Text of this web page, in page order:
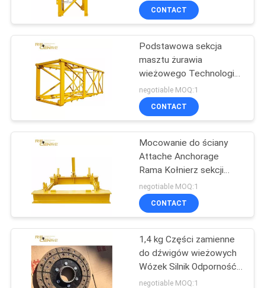
WYCENĘ
SITEMAP
PRIVACY
CONTACT
Podstawowa sekcja
masztu żurawia
wieżowego Technologia
badań nieniszczących
Lakierowanie o wysokiej
precyzji
negotiable MOQ:1
CONTACT
Mocowanie do ściany
Attache Anchorage
Rama Kołnierz sekcji
masztu do żurawia
wieżowego
negotiable MOQ:1
CONTACT
1,4 kg Części zamienne
do dźwigów wieżowych
Wózek Silnik Odporność
na zużycie tarczy
negotiable MOQ:1